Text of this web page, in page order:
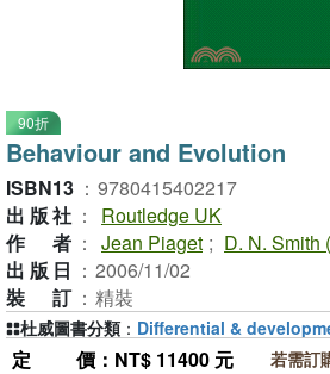
90折
Behaviour and Evolution
ISBN13 ： 9780415402217
出版社 ：
Routledge UK
作者 ： Jean Piaget ; D. N. Smith
出版日 ： 2006/11/02
裝訂 ： 精裝
定價 ：NT$ 11400 元
若需訂
杜威圖書分類 ： Differential &